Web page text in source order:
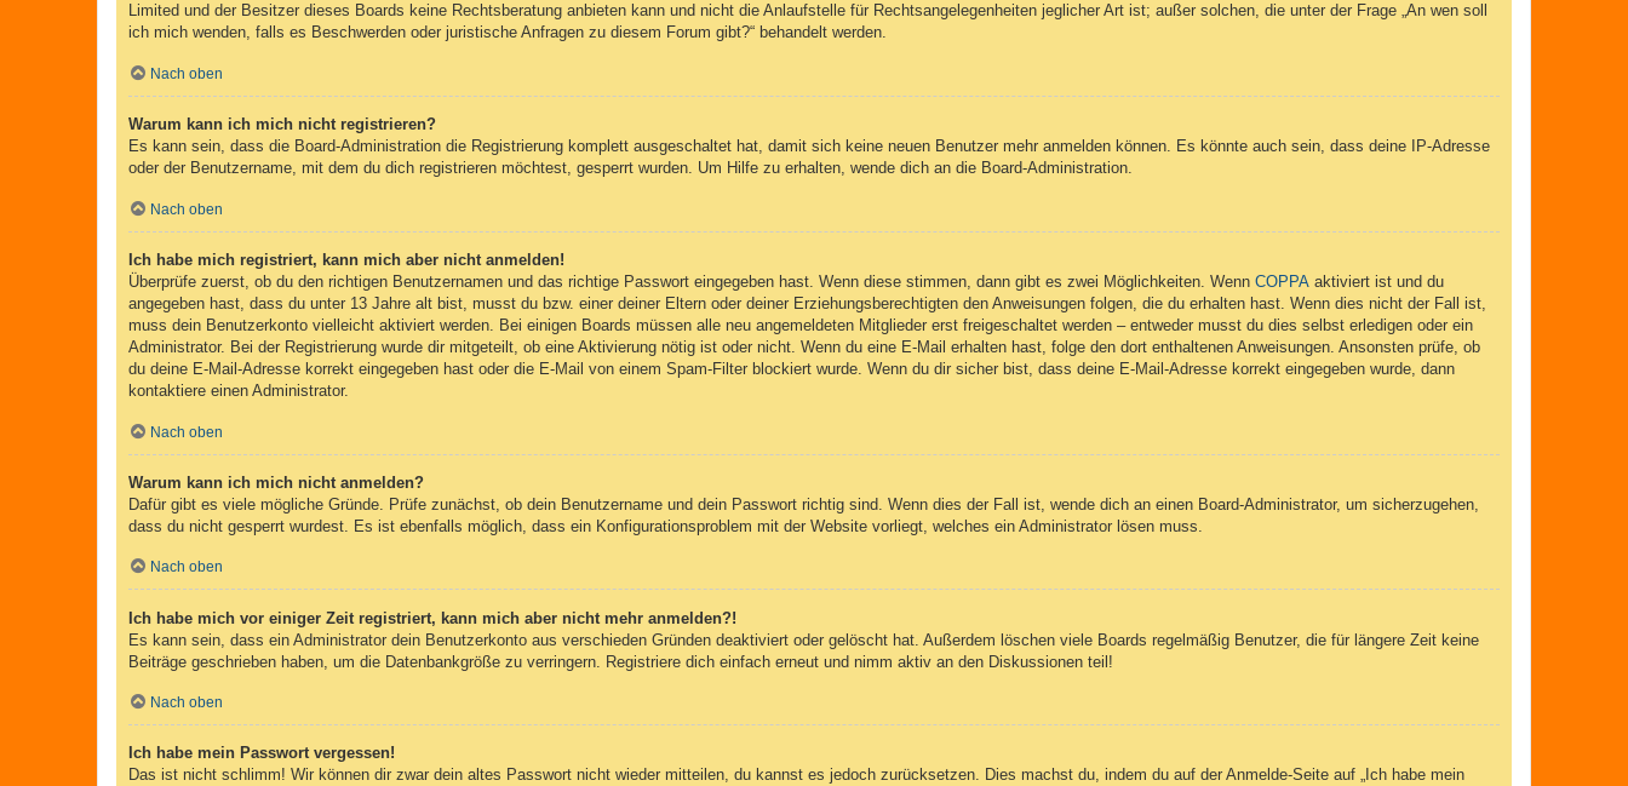
Limited und der Besitzer dieses Boards keine Rechtsberatung anbieten kann und nicht die Anlaufstelle für Rechtsangelegenheiten jeglicher Art ist; außer solchen, die unter der Frage „An wen soll
ich mich wenden, falls es Beschwerden oder juristische Anfragen zu diesem Forum gibt?“ behandelt werden.
Nach oben
Warum kann ich mich nicht registrieren?
Es kann sein, dass die Board-Administration die Registrierung komplett ausgeschaltet hat, damit sich keine neuen Benutzer mehr anmelden können. Es könnte auch sein, dass deine IP-Adresse
oder der Benutzername, mit dem du dich registrieren möchtest, gesperrt wurden. Um Hilfe zu erhalten, wende dich an die Board-Administration.
Nach oben
Ich habe mich registriert, kann mich aber nicht anmelden!
Überprüfe zuerst, ob du den richtigen Benutzernamen und das richtige Passwort eingegeben hast. Wenn diese stimmen, dann gibt es zwei Möglichkeiten. Wenn COPPA aktiviert ist und du
angegeben hast, dass du unter 13 Jahre alt bist, musst du bzw. einer deiner Eltern oder deiner Erziehungsberechtigten den Anweisungen folgen, die du erhalten hast. Wenn dies nicht der Fall ist,
muss dein Benutzerkonto vielleicht aktiviert werden. Bei einigen Boards müssen alle neu angemeldeten Mitglieder erst freigeschaltet werden – entweder musst du dies selbst erledigen oder ein
Administrator. Bei der Registrierung wurde dir mitgeteilt, ob eine Aktivierung nötig ist oder nicht. Wenn du eine E-Mail erhalten hast, folge den dort enthaltenen Anweisungen. Ansonsten prüfe, ob
du deine E-Mail-Adresse korrekt eingegeben hast oder die E-Mail von einem Spam-Filter blockiert wurde. Wenn du dir sicher bist, dass deine E-Mail-Adresse korrekt eingegeben wurde, dann
kontaktiere einen Administrator.
Nach oben
Warum kann ich mich nicht anmelden?
Dafür gibt es viele mögliche Gründe. Prüfe zunächst, ob dein Benutzername und dein Passwort richtig sind. Wenn dies der Fall ist, wende dich an einen Board-Administrator, um sicherzugehen,
dass du nicht gesperrt wurdest. Es ist ebenfalls möglich, dass ein Konfigurationsproblem mit der Website vorliegt, welches ein Administrator lösen muss.
Nach oben
Ich habe mich vor einiger Zeit registriert, kann mich aber nicht mehr anmelden?!
Es kann sein, dass ein Administrator dein Benutzerkonto aus verschieden Gründen deaktiviert oder gelöscht hat. Außerdem löschen viele Boards regelmäßig Benutzer, die für längere Zeit keine
Beiträge geschrieben haben, um die Datenbankgröße zu verringern. Registriere dich einfach erneut und nimm aktiv an den Diskussionen teil!
Nach oben
Ich habe mein Passwort vergessen!
Das ist nicht schlimm! Wir können dir zwar dein altes Passwort nicht wieder mitteilen, du kannst es jedoch zurücksetzen. Dies machst du, indem du auf der Anmelde-Seite auf „Ich habe mein